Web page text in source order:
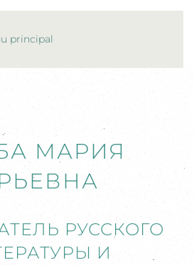
principal
МАРИЯ
РУССКОГО
И